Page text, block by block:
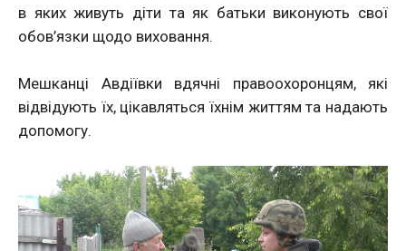
в яких живуть діти та як батьки виконують свої
обов’язки щодо виховання.
Мешканці Авдіївки вдячні правоохоронцям, які
відвідують їх, цікавляться їхнім життям та надають
допомогу.